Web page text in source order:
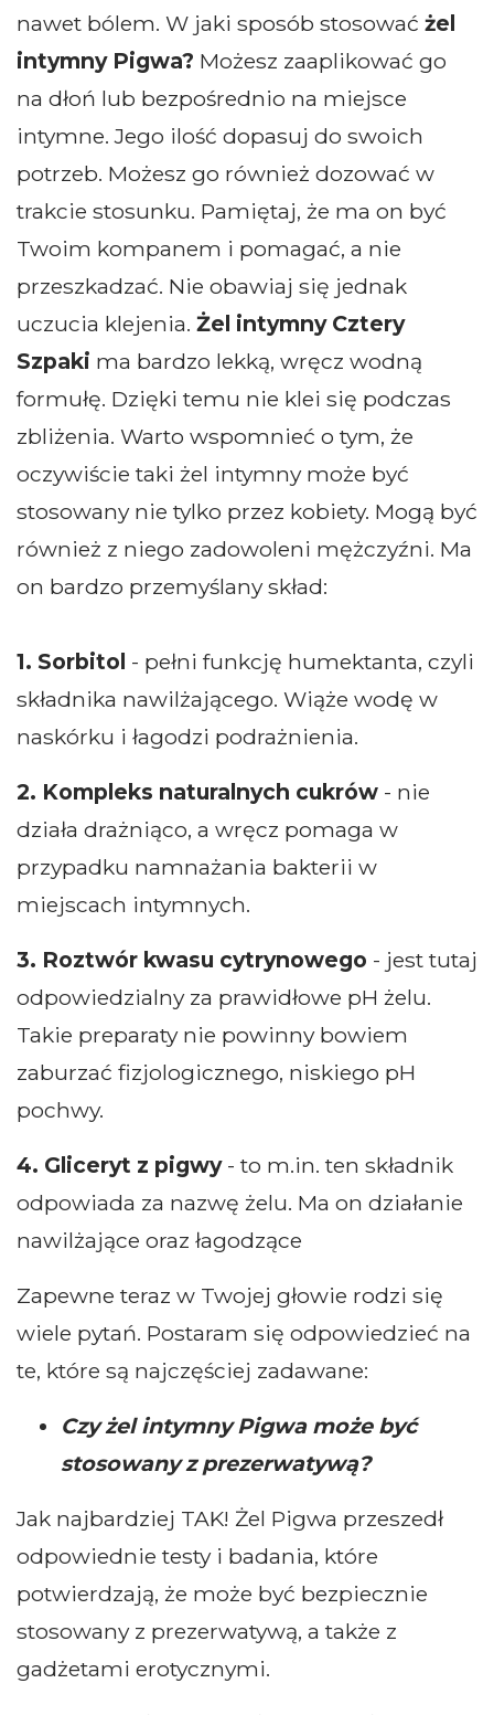
nawet bólem. W jaki sposób stosować żel
intymny Pigwa? Możesz zaaplikować go
na dłoń lub bezpośrednio na miejsce
intymne. Jego ilość dopasuj do swoich
potrzeb. Możesz go również dozować w
trakcie stosunku. Pamiętaj, że ma on być
Twoim kompanem i pomagać, a nie
przeszkadzać. Nie obawiaj się jednak
uczucia klejenia. Żel intymny Cztery
Szpaki ma bardzo lekką, wręcz wodną
formułę. Dzięki temu nie klei się podczas
zbliżenia. Warto wspomnieć o tym, że
oczywiście taki żel intymny może być
stosowany nie tylko przez kobiety. Mogą być
również z niego zadowoleni mężczyźni. Ma
on bardzo przemyślany skład:
1. Sorbitol - pełni funkcję humektanta, czyli
składnika nawilżającego. Wiąże wodę w
naskórku i łagodzi podrażnienia.
2. Kompleks naturalnych cukrów - nie
działa drażniąco, a wręcz pomaga w
przypadku namnażania bakterii w
miejscach intymnych.
3. Roztwór kwasu cytrynowego - jest tutaj
odpowiedzialny za prawidłowe pH żelu.
Takie preparaty nie powinny bowiem
zaburzać fizjologicznego, niskiego pH
pochwy.
4. Gliceryt z pigwy - to m.in. ten składnik
odpowiada za nazwę żelu. Ma on działanie
nawilżające oraz łagodzące
Zapewne teraz w Twojej głowie rodzi się
wiele pytań. Postaram się odpowiedzieć na
te, które są najczęściej zadawane:
Czy żel intymny Pigwa może być
stosowany z prezerwatywą?
Jak najbardziej TAK! Żel Pigwa przeszedł
odpowiednie testy i badania, które
potwierdzają, że może być bezpiecznie
stosowany z prezerwatywą, a także z
gadżetami erotycznymi.